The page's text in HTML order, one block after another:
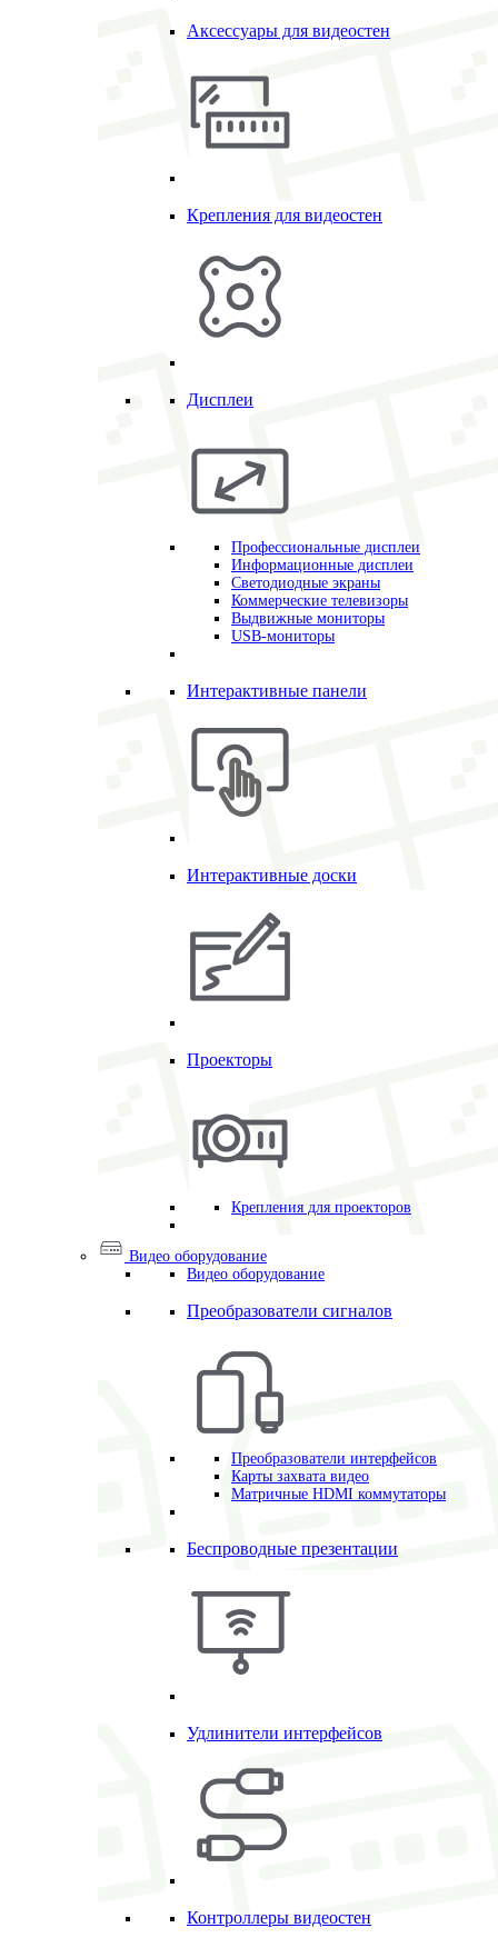
Аксессуары для видеостен
Крепления для видеостен
Дисплеи
Профессиональные дисплеи
Информационные дисплеи
Светодиодные экраны
Коммерческие телевизоры
Выдвижные мониторы
USB-мониторы
Интерактивные панели
Интерактивные доски
Проекторы
Крепления для проекторов
Видео оборудование
Видео оборудование
Преобразователи сигналов
Преобразователи интерфейсов
Карты захвата видео
Матричные HDMI коммутаторы
Беспроводные презентации
Удлинители интерфейсов
Контроллеры видеостен